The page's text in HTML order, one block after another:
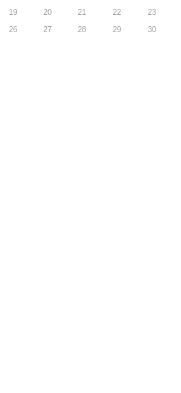
19 20 21 22 23
26 27 28 29 30